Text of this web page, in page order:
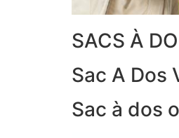
SACS À
Sac A Dos
Sac à dos